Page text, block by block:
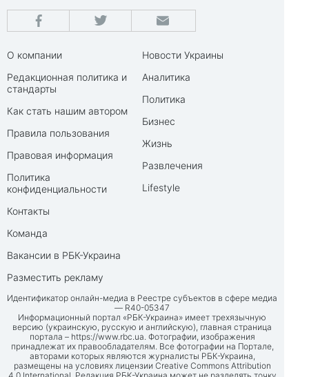
О компании
Редакционная политика и
стандарты
Как стать нашим автором
Правила пользования
Правовая информация
Политика
конфиденциальности
Контакты
Команда
Вакансии в РБК-Украина
Разместить рекламу
Новости Украины
Аналитика
Политика
Бизнес
Жизнь
Развлечения
Lifestyle
Идентификатор онлайн-медиа в Реестре субъектов в сфере медиа
— R40-05347
Информационный портал «РБК-Украина» имеет трехязычную
версию (украинскую, русскую и английскую), главная страница
портала – https://www.rbc.ua. Фотографии, изображения
принадлежат их правообладателям. Все фотографии на Портале,
авторами которых являются журналисты РБК-Украина,
размещены на условиях лицензии Creative Commons Attribution